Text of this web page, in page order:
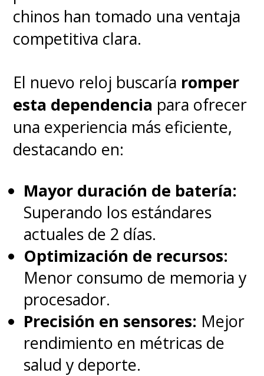
chinos han tomado una ventaja
competitiva clara.
El nuevo reloj buscaría romper
esta dependencia para ofrecer
una experiencia más eficiente,
destacando en:
Mayor duración de batería:
Superando los estándares
actuales de 2 días.
Optimización de recursos:
Menor consumo de memoria y
procesador.
Precisión en sensores: Mejor
rendimiento en métricas de
salud y deporte.